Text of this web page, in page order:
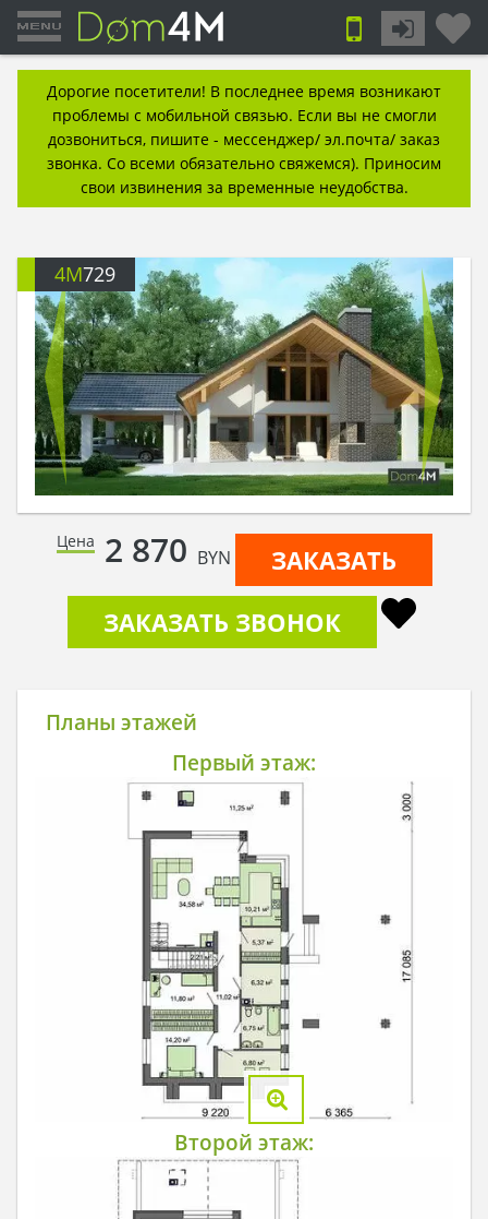
Дорогие посетители! В последнее время возникают
проблемы с мобильной связью. Если вы не смогли
дозвониться, пишите - мессенджер/ эл.почта/ заказ
звонка. Со всеми обязательно свяжемся). Приносим
свои извинения за временные неудобства.
4M729
Цена 2 870 BYN
ЗАКАЗАТЬ
ЗАКАЗАТЬ ЗВОНОК
Планы этажей
Первый этаж:
Второй этаж: